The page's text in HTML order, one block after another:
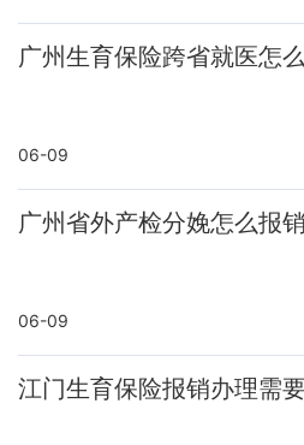
广州生育保险跨省就医怎
06-09
广州省外产检分娩怎么报
06-09
江门生育保险报销办理需